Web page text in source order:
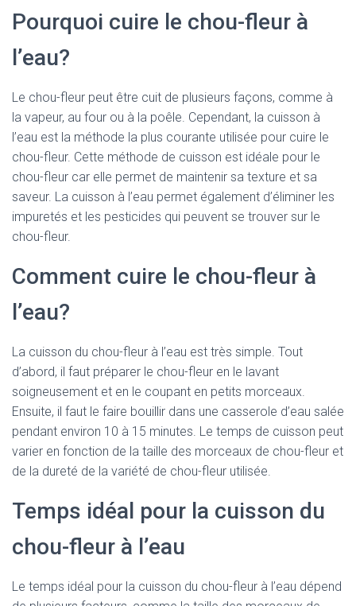
Pourquoi cuire le chou-fleur à
l’eau?
Le chou-fleur peut être cuit de plusieurs façons, comme à
la vapeur, au four ou à la poêle. Cependant, la cuisson à
l’eau est la méthode la plus courante utilisée pour cuire le
chou-fleur. Cette méthode de cuisson est idéale pour le
chou-fleur car elle permet de maintenir sa texture et sa
saveur. La cuisson à l’eau permet également d’éliminer les
impuretés et les pesticides qui peuvent se trouver sur le
chou-fleur.
Comment cuire le chou-fleur à
l’eau?
La cuisson du chou-fleur à l’eau est très simple. Tout
d’abord, il faut préparer le chou-fleur en le lavant
soigneusement et en le coupant en petits morceaux.
Ensuite, il faut le faire bouillir dans une casserole d’eau salée
pendant environ 10 à 15 minutes. Le temps de cuisson peut
varier en fonction de la taille des morceaux de chou-fleur et
de la dureté de la variété de chou-fleur utilisée.
Temps idéal pour la cuisson du
chou-fleur à l’eau
Le temps idéal pour la cuisson du chou-fleur à l’eau dépend